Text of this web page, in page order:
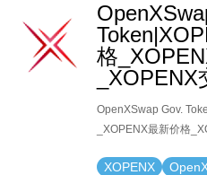
格
OpenXSwap Gov.
_XOPENX最新价格
XOPENX